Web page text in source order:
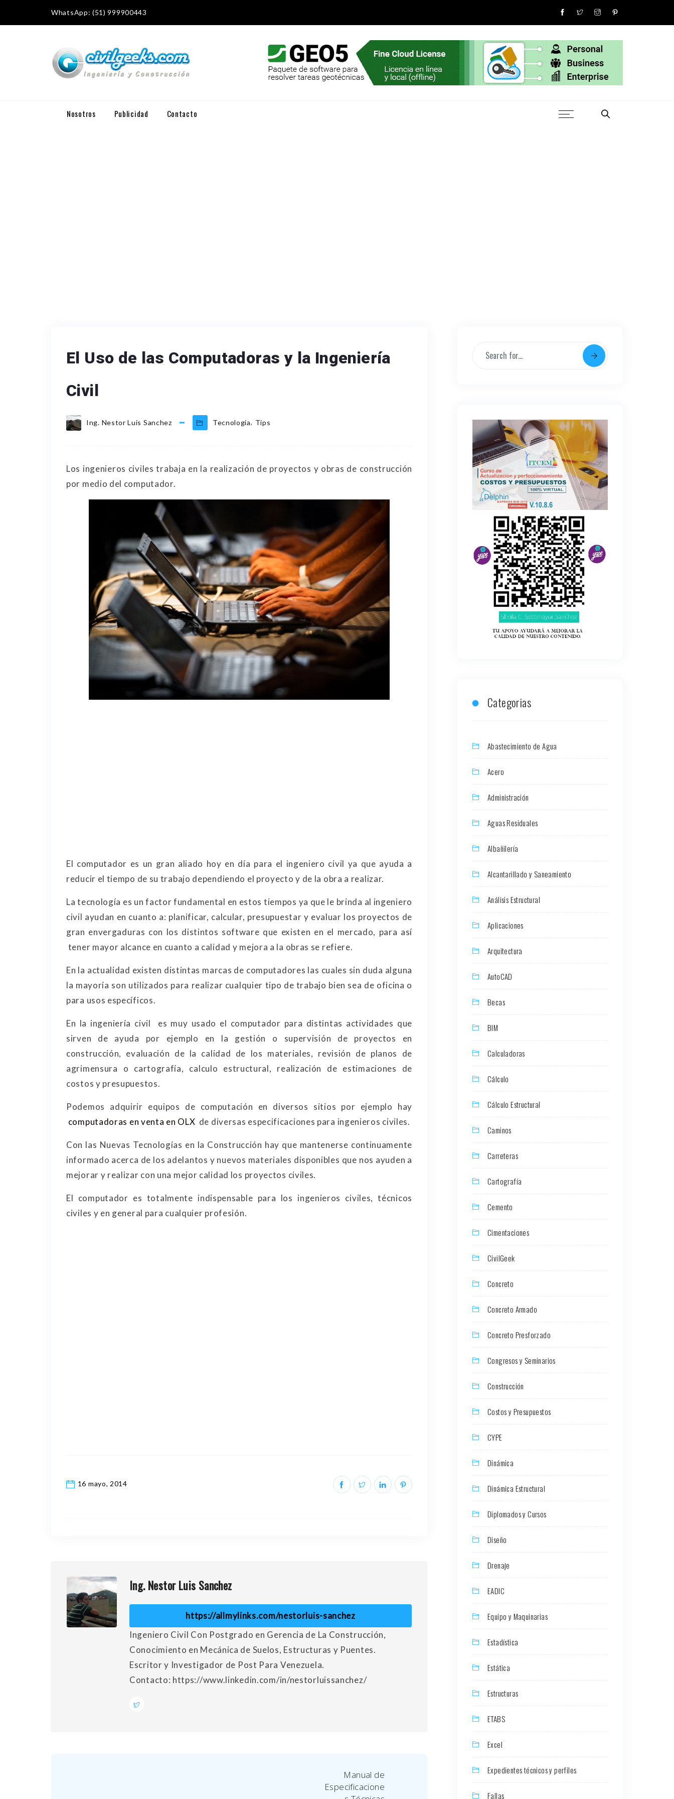
WhatsApp: (51) 999900443
Nosotros Publicidad Contacto
El Uso de las Computadoras y la Ingeniería
Civil
Ing. Nestor Luis Sanchez Tecnología, Tips
Los ingenieros civiles trabaja en la realización de proyectos y obras de construcción
por medio del computador.
El computador es un gran aliado hoy en día para el ingeniero civil ya que ayuda a
reducir el tiempo de su trabajo dependiendo el proyecto y de la obra a realizar.
La tecnología es un factor fundamental en estos tiempos ya que le brinda al ingeniero
civil ayudan en cuanto a: planificar, calcular, presupuestar y evaluar los proyectos de
gran envergaduras con los distintos software que existen en el mercado, para así
tener mayor alcance en cuanto a calidad y mejora a la obras se refiere.
En la actualidad existen distintas marcas de computadores las cuales sin duda alguna
la mayoría son utilizados para realizar cualquier tipo de trabajo bien sea de oficina o
para usos específicos.
En la ingeniería civil es muy usado el computador para distintas actividades que
sirven de ayuda por ejemplo en la gestión o supervisión de proyectos en
construcción, evaluación de la calidad de los materiales, revisión de planos de
agrimensura o cartografía, calculo estructural, realización de estimaciones de
costos y presupuestos.
Podemos adquirir equipos de computación en diversos sitios por ejemplo hay
computadoras en venta en OLX de diversas especificaciones para ingenieros civiles.
Con las Nuevas Tecnologías en la Construcción hay que mantenerse continuamente
informado acerca de los adelantos y nuevos materiales disponibles que nos ayuden a
mejorar y realizar con una mejor calidad los proyectos civiles.
El computador es totalmente indispensable para los ingenieros civiles, técnicos
civiles y en general para cualquier profesión.
16 mayo, 2014
Ing. Nestor Luis Sanchez
https://allmylinks.com/nestorluis-sanchez
Ingeniero Civil Con Postgrado en Gerencia de La Construcción,
Conocimiento en Mecánica de Suelos, Estructuras y Puentes.
Escritor y Investigador de Post Para Venezuela.
Contacto: https://www.linkedin.com/in/nestorluissanchez/
Manual de
Especificacione
Categorias
Abastecimiento de Agua
Acero
Administración
Aguas Residuales
Albañilería
Alcantarillado y Saneamiento
Análisis Estructural
Aplicaciones
Arquitectura
AutoCAD
Becas
BIM
Calculadoras
Cálculo
Cálculo Estructural
Caminos
Carreteras
Cartografía
Cemento
Cimentaciones
CivilGeek
Concreto
Concreto Armado
Concreto Presforzado
Congresos y Seminarios
Construcción
Costos y Presupuestos
CYPE
Dinámica
Dinámica Estructural
Diplomados y Cursos
Diseño
Drenaje
EADIC
Equipo y Maquinarias
Estadística
Estática
Estructuras
ETABS
Excel
Expedientes técnicos y perfiles
Fallas